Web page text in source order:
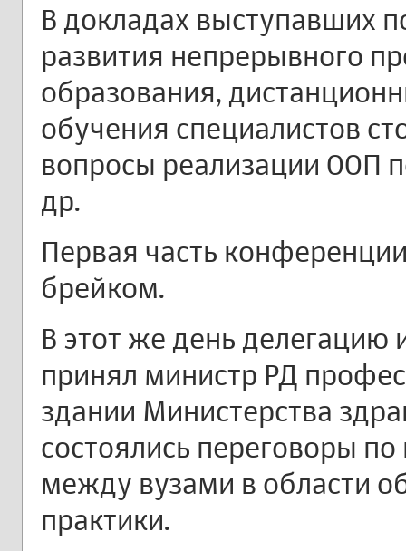
В докладах выступавших
развития непрерывного
образования,
обучения специалистов
вопросы реализации ООП
др.
Первая часть
брейком.
В этот же день
принял министр РД
здании Министерства
состоялись переговоры
между вузами в области
практики.